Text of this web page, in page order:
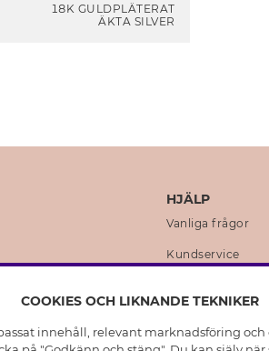
18K GULDPLÄTERAT
ÄKTA SILVER
HJÄLP
Vanliga frågor
Kundservice
Skötselråd
COOKIES OCH LIKNANDE TEKNIKER
innehåll, relevant marknadsföring